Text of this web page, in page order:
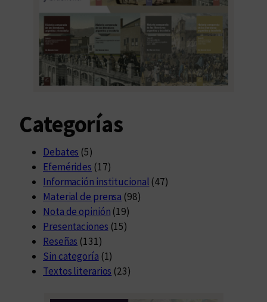
Categorías
Debates (5)
Efemérides (17)
Información institucional (47)
Material de prensa (98)
Nota de opinión (19)
Presentaciones (15)
Reseñas (131)
Sin categoría (1)
Textos literarios (23)